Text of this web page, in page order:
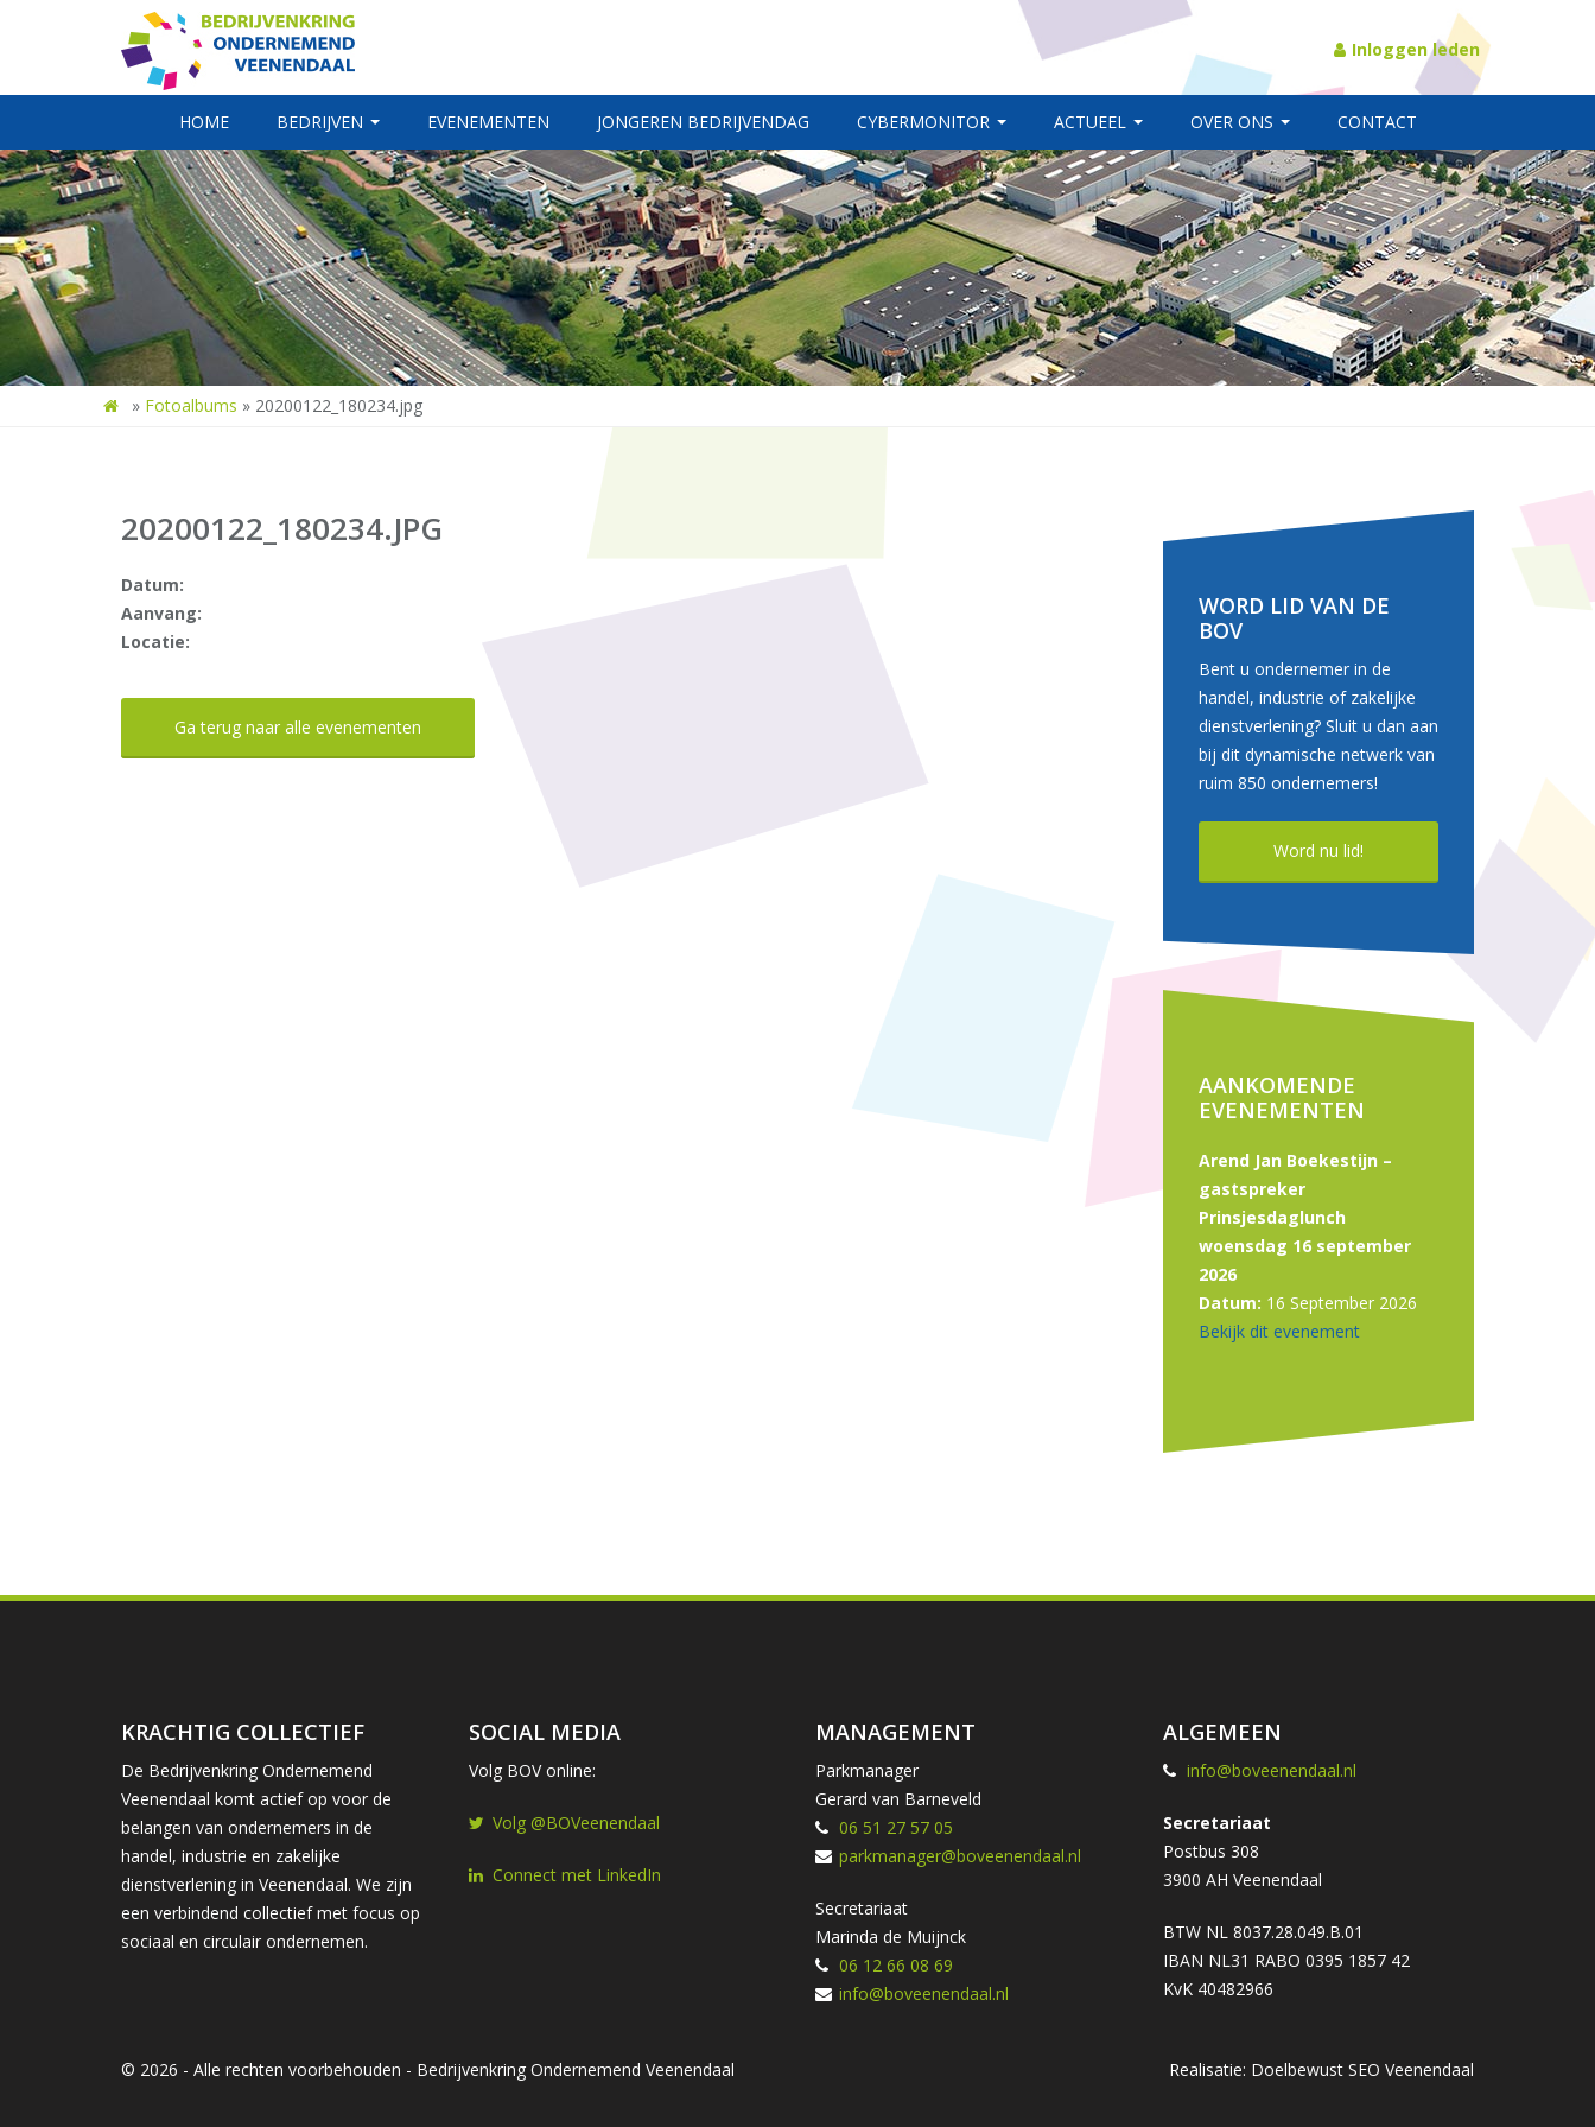
Inloggen leden
HOME BEDRIJVEN EVENEMENTEN JONGEREN BEDRIJVENDAG CYBERMONITOR ACTUEEL OVER ONS CONTACT
» Fotoalbums » 20200122_180234.jpg
20200122_180234.JPG
Datum:
Aanvang:
Locatie:
Ga terug naar alle evenementen
WORD LID VAN DE
BOV
Bent u ondernemer in de
handel, industrie of zakelijke
dienstverlening? Sluit u dan aan
bij dit dynamische netwerk van
ruim 850 ondernemers!
Word nu lid!
AANKOMENDE
EVENEMENTEN
Arend Jan Boekestijn –
gastspreker
Prinsjesdaglunch
woensdag 16 september
2026
Datum: 16 September 2026
Bekijk dit evenement
KRACHTIG COLLECTIEF
De Bedrijvenkring Ondernemend
Veenendaal komt actief op voor de
belangen van ondernemers in de
handel, industrie en zakelijke
dienstverlening in Veenendaal. We zijn
een verbindend collectief met focus op
sociaal en circulair ondernemen.
SOCIAL MEDIA
Volg BOV online:
Volg @BOVeenendaal
Connect met LinkedIn
MANAGEMENT
Parkmanager
Gerard van Barneveld
06 51 27 57 05
parkmanager@boveenendaal.nl
Secretariaat
Marinda de Muijnck
06 12 66 08 69
info@boveenendaal.nl
ALGEMEEN
info@boveenendaal.nl
Secretariaat
Postbus 308
3900 AH Veenendaal
BTW NL 8037.28.049.B.01
IBAN NL31 RABO 0395 1857 42
KvK 40482966
© 2026 - Alle rechten voorbehouden - Bedrijvenkring Ondernemend Veenendaal Realisatie: Doelbewust SEO Veenendaal